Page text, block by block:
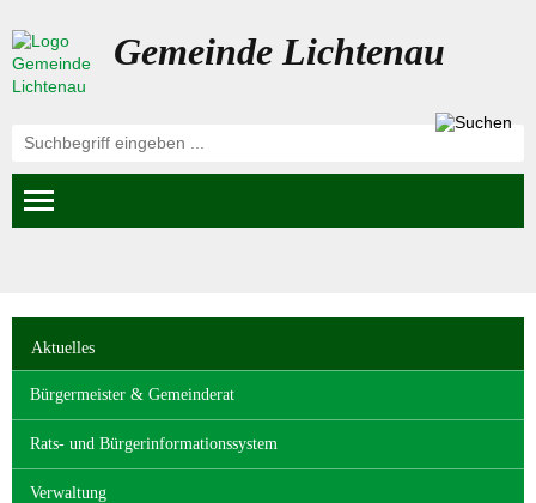
Gemeinde Lichtenau
Navigation
Aktuelles
Bürgermeister & Gemeinderat
Rats- und Bürgerinformationssystem
Verwaltung